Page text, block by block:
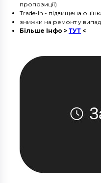
пропозиції)
Trade-In - підвищена
знижки на ремонт у
Більше Інфо > ТУТ <